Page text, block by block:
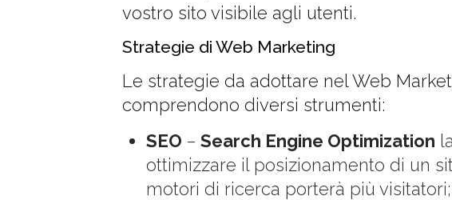
vostro sito visibile agli utenti.
Strategie di Web Marketing
Le strategie da adottare nel Web
comprendono diversi strumenti:
SEO – Search Engine Optimization
ottimizzare il posizionamento di un
motori di ricerca porterà più visitatori;